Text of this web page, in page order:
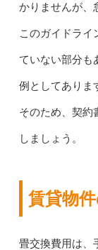
かりませんが、
このガイドライ
ていない部分も
例としてありま
そのため、契約
しましょう。
賃貸物
畳交換費用は、